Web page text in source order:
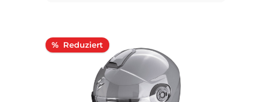
% Rabatt